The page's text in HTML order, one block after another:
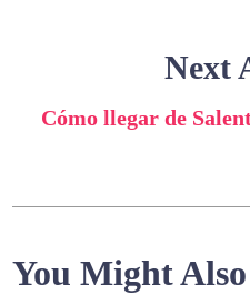
Next
Cómo llegar de
You Might